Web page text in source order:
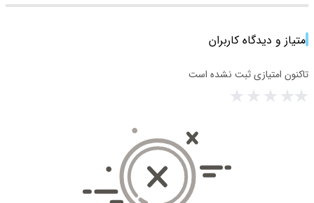
امتیاز و دیدگاه کاربران
تاکنون امتیازی ثبت نشده است